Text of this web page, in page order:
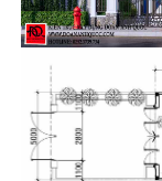
Chủ đầu tư:
Anh
Diện tích: